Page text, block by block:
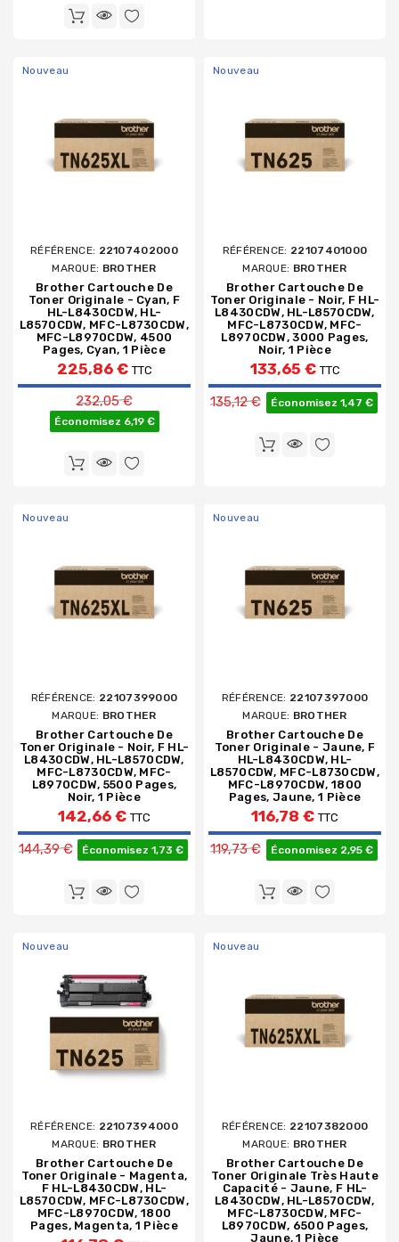
Nouveau
RÉFÉRENCE: 22107402000
MARQUE: BROTHER
Brother Cartouche De
Toner Originale - Cyan, F
HL-L8430CDW, HL-
L8570CDW, MFC-L8730CDW,
MFC-L8970CDW, 4500
Pages, Cyan, 1 Pièce
225,86 € TTC
Prix de base
232,05 €
Économisez 6,19 €
Nouveau
RÉFÉRENCE: 22107401000
MARQUE: BROTHER
Brother Cartouche De
Toner Originale - Noir, F HL-
L8430CDW, HL-L8570CDW,
MFC-L8730CDW, MFC-
L8970CDW, 3000 Pages,
Noir, 1 Pièce
133,65 € TTC
Prix de base
135,12 € Économisez 1,47 €
Nouveau
RÉFÉRENCE: 22107399000
MARQUE: BROTHER
Brother Cartouche De
Toner Originale - Noir, F HL-
L8430CDW, HL-L8570CDW,
MFC-L8730CDW, MFC-
L8970CDW, 5500 Pages,
Noir, 1 Pièce
142,66 € TTC
Prix de base
144,39 € Économisez 1,73 €
Nouveau
RÉFÉRENCE: 22107397000
MARQUE: BROTHER
Brother Cartouche De
Toner Originale - Jaune, F
HL-L8430CDW, HL-
L8570CDW, MFC-L8730CDW,
MFC-L8970CDW, 1800
Pages, Jaune, 1 Pièce
116,78 € TTC
Prix de base
119,73 € Économisez 2,95 €
Nouveau
RÉFÉRENCE: 22107394000
MARQUE: BROTHER
Brother Cartouche De
Toner Originale - Magenta,
F HL-L8430CDW, HL-
L8570CDW, MFC-L8730CDW,
MFC-L8970CDW, 1800
Pages, Magenta, 1 Pièce
Nouveau
RÉFÉRENCE: 22107382000
MARQUE: BROTHER
Brother Cartouche De
Toner Originale Très Haute
Capacité - Jaune, F HL-
L8430CDW, HL-L8570CDW,
MFC-L8730CDW, MFC-
L8970CDW, 6500 Pages,
Jaune, 1 Pièce